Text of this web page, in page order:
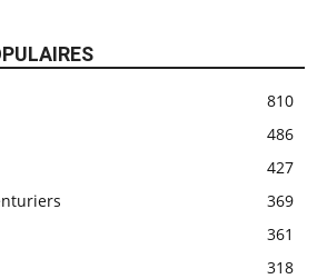
810
486
427
369
361
318